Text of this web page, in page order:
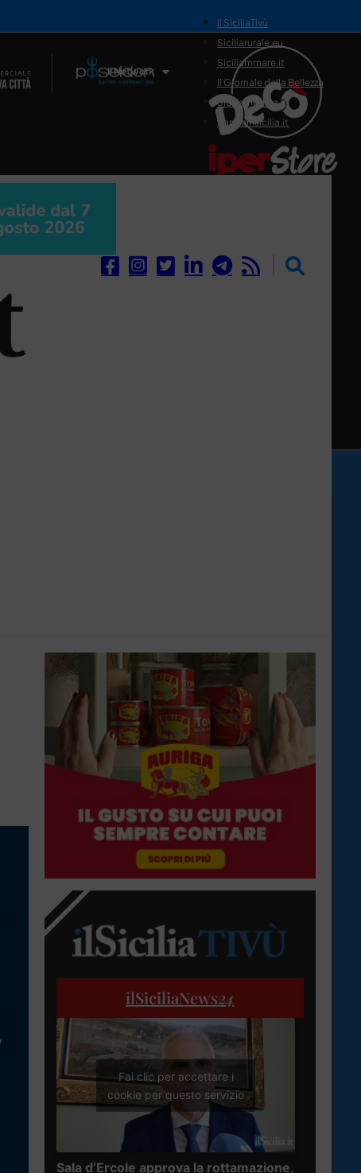
Il Network
il SiciliaTivù
Siciliarurale.eu
Siciliammare.it
Il Giornale della Bellezza
Siciliamedica.it
Sanitainsicilia.it
ilSiciliaNews24
Fai clic per accettare i
cookie per questo servizio
Sala d’Ercole approva la rottamazione,